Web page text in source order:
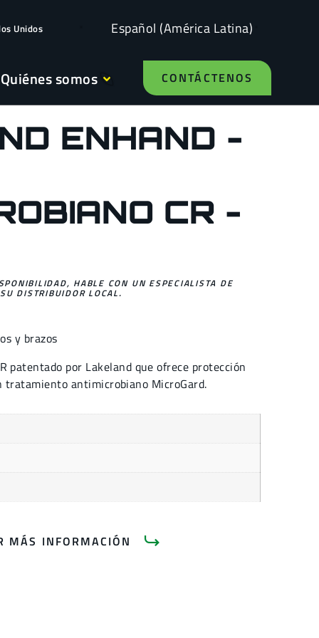
Unidos Español (América Latina)
Quiénes somos CONTÁCTENOS
ENHAND -
CR -
HABLE CON UN ESPECIALISTA DE
DISTRIBUIDOR LOCAL.
y brazos
patentado por Lakeland que ofrece protección
antimicrobiano MicroGard.
MÁS INFORMACIÓN